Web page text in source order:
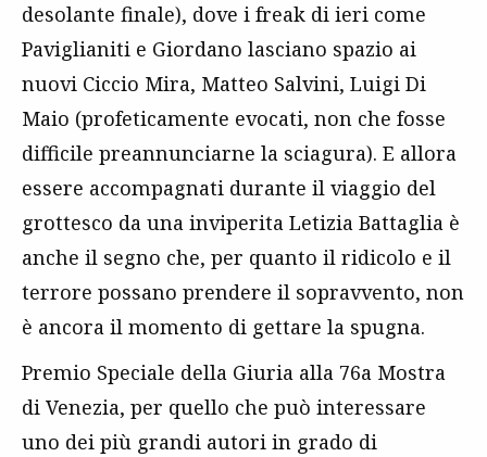
desolante finale), dove i freak di ieri come
Paviglianiti e Giordano lasciano spazio ai
nuovi Ciccio Mira, Matteo Salvini, Luigi Di
Maio (profeticamente evocati, non che fosse
difficile preannunciarne la sciagura). E allora
essere accompagnati durante il viaggio del
grottesco da una inviperita Letizia Battaglia è
anche il segno che, per quanto il ridicolo e il
terrore possano prendere il sopravvento, non
è ancora il momento di gettare la spugna.
Premio Speciale della Giuria alla 76a Mostra
di Venezia, per quello che può interessare
uno dei più grandi autori in grado di